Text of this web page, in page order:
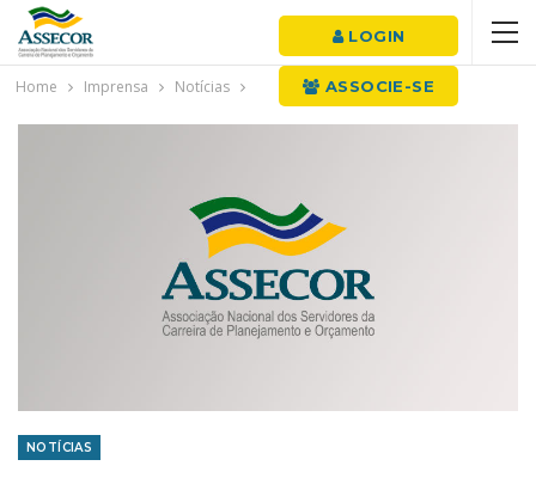
LOGIN
ASSOCIE-SE
Home Imprensa Notícias
NOTÍCIAS